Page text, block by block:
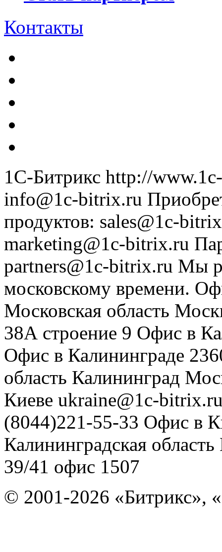
Контакты
1С-Битрикс http://
info@1c-bitrix.ru
продуктов: sales@1c-
marketing@1c-bitrix.ru
partners@1c-bitrix.ru Мы
московскому времени.
Московская область
38А строение 9 Офис в
Офис в Калининграде
область Калининград
Киеве ukraine@1c-
(8044)221-55-33 Офис в
Калининградская область
39/41 офис 1507
© 2001-2026 «Битрикс»,